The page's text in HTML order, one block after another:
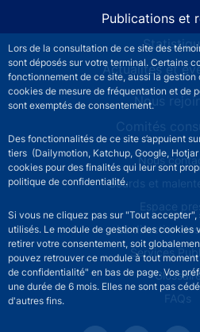
Lors de la consultation de ce site des
sont déposés sur votre terminal. Certains
fonctionnement de ce site, aussi la gestion
cookies de mesure de fréquentation et de
sont exemptés de consentement.
Des fonctionnalités de ce site s’appuient
tiers (Dailymotion, Katchup, Google,
cookies pour des finalités qui leur sont
politique de confidentialité.
Si vous ne cliquez pas sur "Tout
utilisés. Le module de gestion des cookies
retirer votre consentement, soit
pouvez retrouver ce module à tout
de confidentialité" en bas de page. Vos
une durée de 6 mois. Elles ne sont pas
d'autres fins.
Publications et
Actualités et
Nous
Comités
Footer secondary menu
Nous
Sourds et
Espace
La direction
Services
FAQs